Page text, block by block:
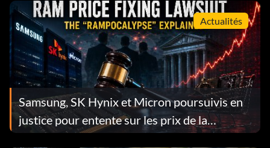
Actualités
Samsung, SK Hynix et Micron poursuivis en
justice pour entente sur les prix de la
mémoire vive : comment la “ RAMpocalypse ”